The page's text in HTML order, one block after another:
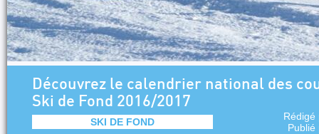
Découvrez le calendrier national des
Ski de Fond 2016/2017
SKI DE FOND